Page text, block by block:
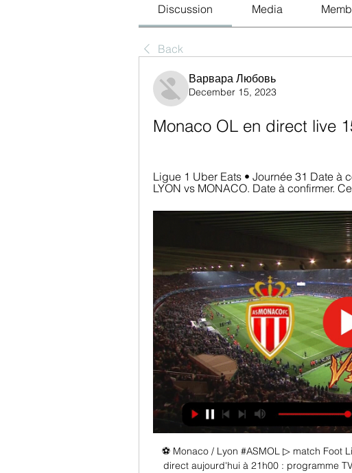
Discussion Media
Back
Варвара Любовь
December 15, 2023
Monaco OL en direct live
Ligue 1 Uber Eats • Journée 31 Date à
LYON vs MONACO. Date à confirmer.
⚽ Monaco / Lyon #ASMOL ▷ match Foot
direct aujourd'hui à 21h00 : programme